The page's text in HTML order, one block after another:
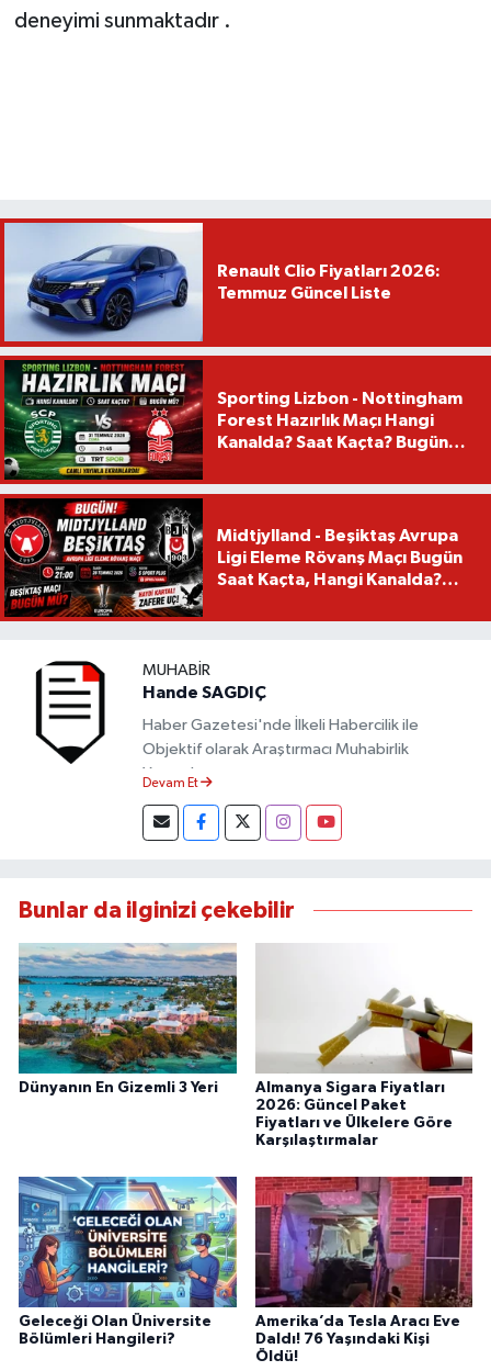
deneyimi sunmaktadır .
Renault Clio Fiyatları 2026:
Temmuz Güncel Liste
Sporting Lizbon - Nottingham
Forest Hazırlık Maçı Hangi
Kanalda? Saat Kaçta? Bugün
Midtjylland - Beşiktaş Avrupa
Ligi Eleme Rövanş Maçı Bugün
Saat Kaçta, Hangi Kanalda?
MUHABIR
Hande SAGDIÇ
Haber Gazetesi'nde İlkeli Habercilik ile
Objektif olarak Araştırmacı Muhabirlik
Yapmaktayım.
Devam Et
Bunlar da ilginizi çekebilir
Dünyanın En Gizemli 3 Yeri
Almanya Sigara Fiyatları
2026: Güncel Paket
Fiyatları ve Ülkelere Göre
Karşılaştırmalar
Geleceği Olan Üniversite
Bölümleri Hangileri?
Amerika’da Tesla Aracı Eve
Daldı! 76 Yaşındaki Kişi
Öldü!